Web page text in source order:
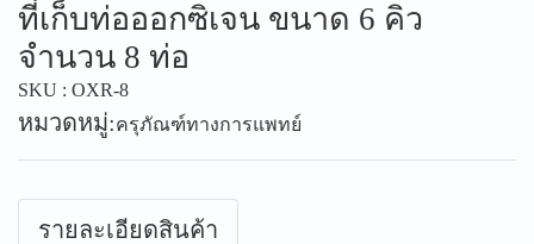
ที่เก็บท่อออกซิเจน ขนาด 6 คิว
จำนวน 8 ท่อ
SKU : OXR-8
หมวดหมู่:ครุภัณฑ์ทางการแพทย์
รายละเอียดสินค้า